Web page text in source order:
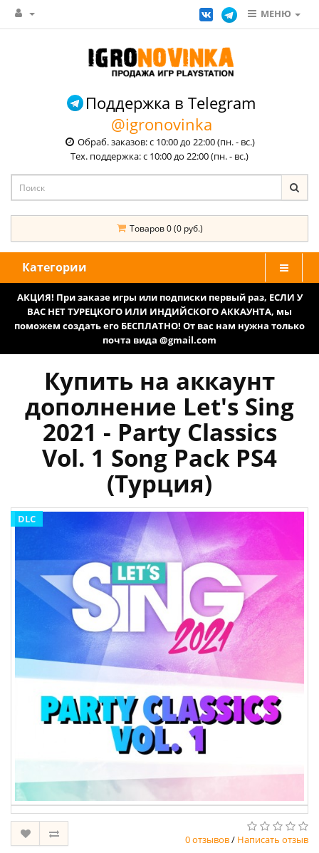
МЕНЮ
Поддержка в Telegram
@igronovinka
Обраб. заказов: с 10:00 до 22:00 (пн. - вс.)
Тех. поддержка: с 10:00 до 22:00 (пн. - вс.)
Товаров 0 (0 руб.)
Категории
АКЦИЯ! При заказе игры или подписки первый раз, ЕСЛИ У
ВАС НЕТ ТУРЕЦКОГО ИЛИ ИНДИЙСКОГО АККАУНТА, мы
поможем создать его БЕСПЛАТНО! От вас нам нужна только
почта вида @gmail.com
Купить на аккаунт
дополнение Let's Sing
2021 - Party Classics
Vol. 1 Song Pack PS4
(Турция)
DLC
0 отзывов/ Написать отзыв